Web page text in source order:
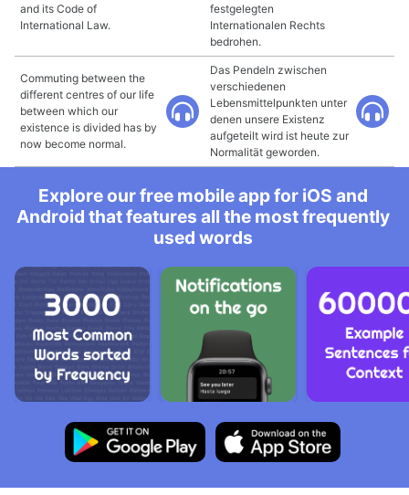
and its Code of
International Law.
festgelegten
Internationalen Rechts
bedrohen.
Commuting between the
different centres of our life
between which our
existence is divided has by
now become normal.
Das Pendeln zwischen
verschiedenen
Lebensmittelpunkten unter
denen unsere Existenz
aufgeteilt wird ist heute zur
Normalität geworden.
Explore our free mobile app for iOS and
Android that features all the most frequently
used words